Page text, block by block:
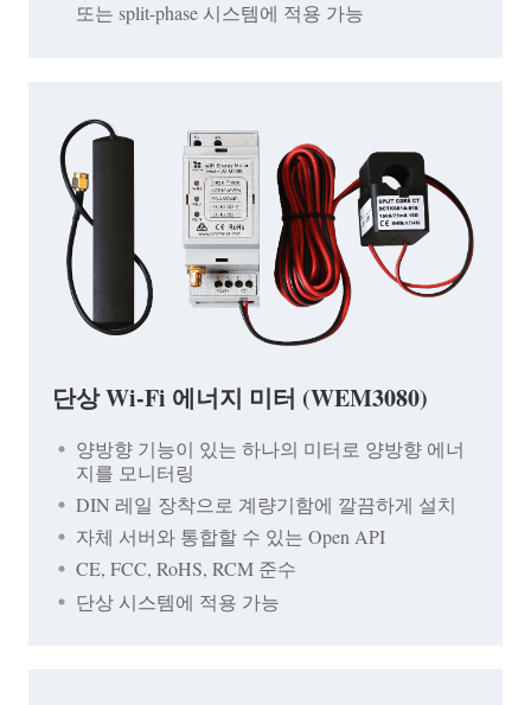
또는 split-phase 시스템에 적용 가능
단상 Wi-Fi 에너지 미터 (WEM3080)
양방향 기능이 있는 하나의 미터로 양방향 에너
지를 모니터링
DIN 레일 장착으로 계량기함에 깔끔하게 설치
자체 서버와 통합할 수 있는 Open API
CE, FCC, RoHS, RCM 준수
단상 시스템에 적용 가능